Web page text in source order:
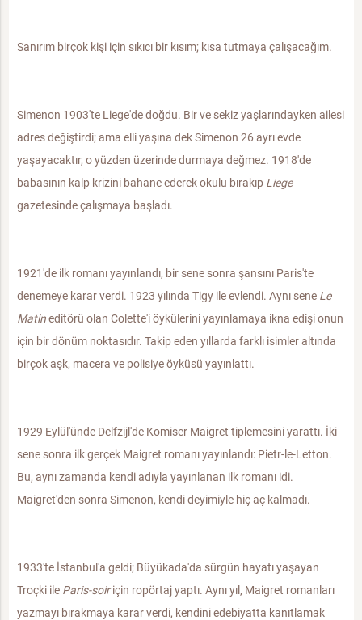
Sanırım birçok kişi için sıkıcı bir kısım; kısa tutmaya çalışacağım.
Simenon 1903'te Liege'de doğdu. Bir ve sekiz yaşlarındayken ailesi
adres değiştirdi; ama elli yaşına dek Simenon 26 ayrı evde
yaşayacaktır, o yüzden üzerinde durmaya değmez. 1918'de
babasının kalp krizini bahane ederek okulu bırakıp Liege
gazetesinde çalışmaya başladı.
1921'de ilk romanı yayınlandı, bir sene sonra şansını Paris'te
denemeye karar verdi. 1923 yılında Tigy ile evlendi. Aynı sene Le
Matineditörü olan Colette'i öykülerini yayınlamaya ikna edişi onun
için bir dönüm noktasıdır. Takip eden yıllarda farklı isimler altında
birçok aşk, macera ve polisiye öyküsü yayınlattı.
1929 Eylül'ünde Delfzijl'de Komiser Maigret tiplemesini yarattı. İki
sene sonra ilk gerçek Maigret romanı yayınlandı: Pietr-le-Letton.
Bu, aynı zamanda kendi adıyla yayınlanan ilk romanı idi.
Maigret'den sonra Simenon, kendi deyimiyle hiç aç kalmadı.
1933'te İstanbul'a geldi; Büyükada'da sürgün hayatı yaşayan
Troçki ile Paris-soiriçin ropörtaj yaptı. Aynı yıl, Maigret romanları
yazmayı bırakmaya karar verdi, kendini edebiyatta kanıtlamak